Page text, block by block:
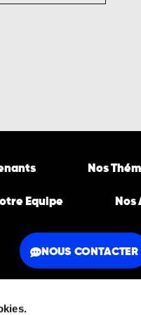
Nos
Equipe
NOUS CONTACTER